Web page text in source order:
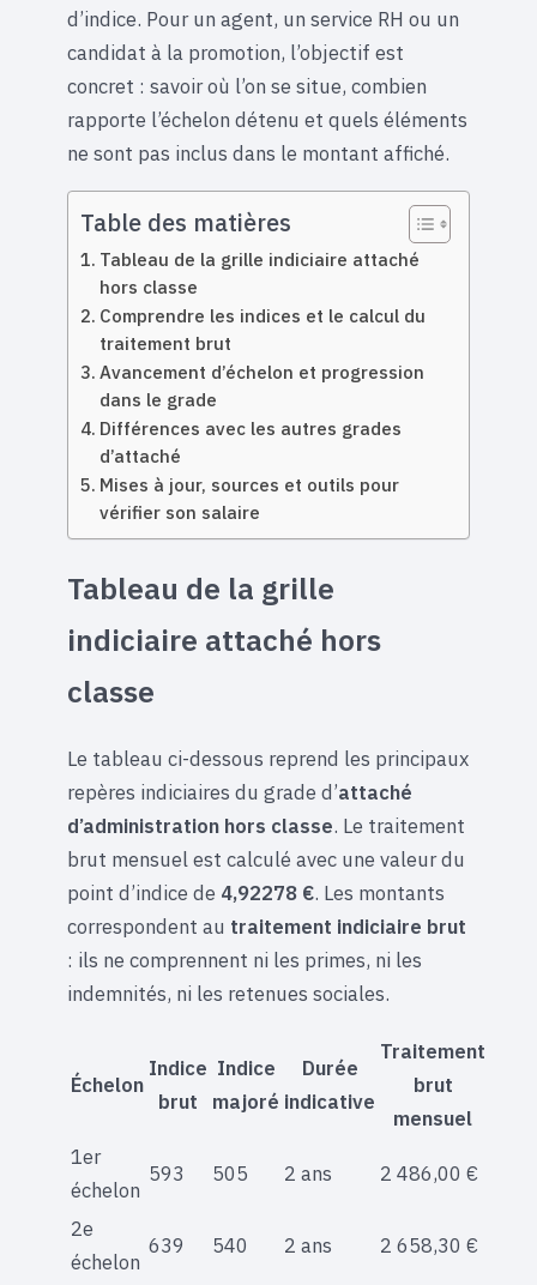
d’indice. Pour un agent, un service RH ou un
candidat à la promotion, l’objectif est
concret : savoir où l’on se situe, combien
rapporte l’échelon détenu et quels éléments
ne sont pas inclus dans le montant affiché.
Table des matières
Tableau de la grille indiciaire attaché
hors classe
Comprendre les indices et le calcul du
traitement brut
Avancement d’échelon et progression
dans le grade
Différences avec les autres grades
d’attaché
Mises à jour, sources et outils pour
vérifier son salaire
Tableau de la grille
indiciaire attaché hors
classe
Le tableau ci-dessous reprend les principaux
repères indiciaires du grade d’attaché
d’administration hors classe. Le traitement
brut mensuel est calculé avec une valeur du
point d’indice de 4,92278 €. Les montants
correspondent au traitement indiciaire brut
: ils ne comprennent ni les primes, ni les
indemnités, ni les retenues sociales.
Échelon
Indice
brut
Indice
majoré
Durée
indicative
Traitement
brut
mensuel
1er
échelon
593 505 2 ans 2 486,00 €
2e
échelon
639 540 2 ans 2 658,30 €